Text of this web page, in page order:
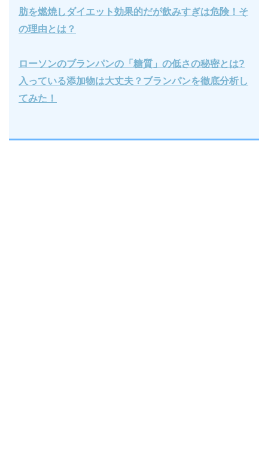
肪を燃焼しダイエット効果的だが飲みすぎは危険！そ
の理由とは？
ローソンのブランパンの「糖質」の低さの秘密とは?
入っている添加物は大丈夫？ブランパンを徹底分析し
てみた！